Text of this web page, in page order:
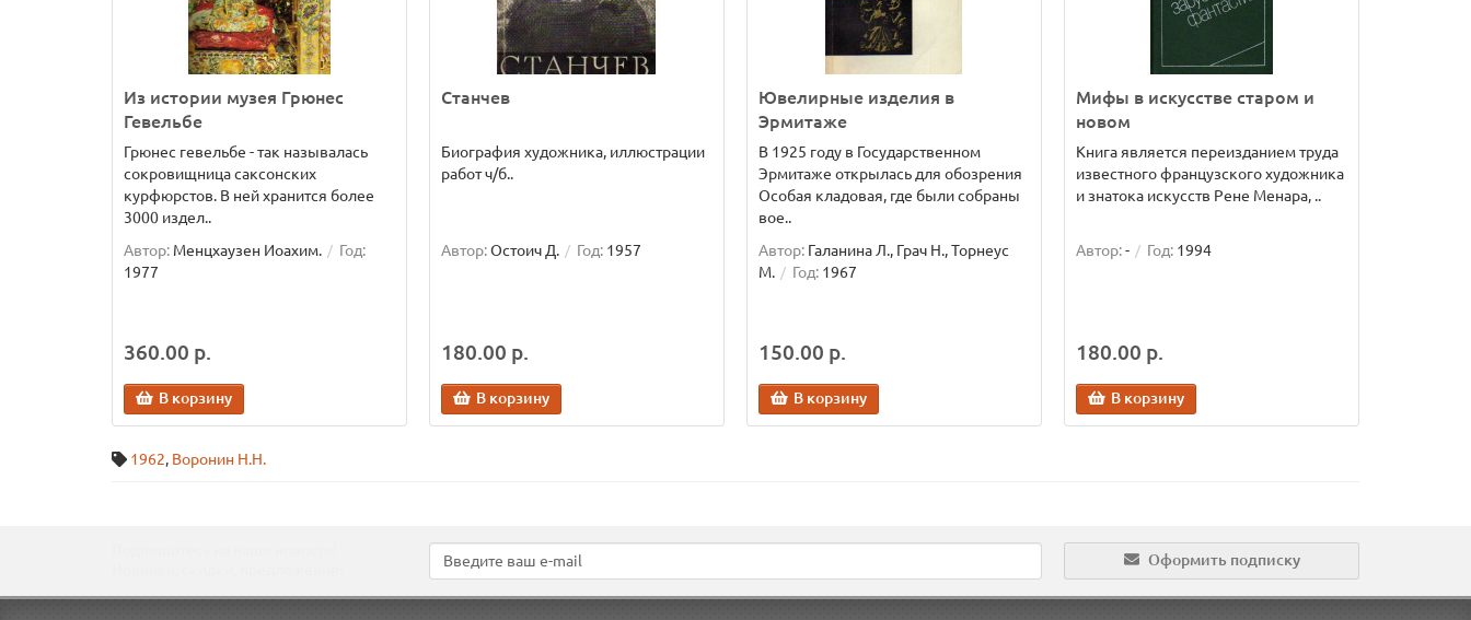
Из истории музея Грюнес
Гевельбе
Грюнес гевельбе - так называлась
сокровищница саксонских
курфюрстов. В ней хранится более
3000 издел..
Автор: Менцхаузен Иоахим.
Год:
1977
360.00 р.
В корзину
Станчев
Биография художника, иллюстрации
работ ч/б..
Автор:Остоич Д. Год: 1957
180.00 р.
В корзину
Ювелирные изделия в
Эрмитаже
В 1925 году в Государственном
Эрмитаже открылась для обозрения
Особая кладовая, где были собраны
вое..
Автор: Галанина Л., Грач Н., Торнеус
М.
Год: 1967
150.00 р.
В корзину
Мифы в искусстве старом и
новом
Книга является переизданием труда
известного французского художника
и знатока искусств Рене Менара, ..
Автор:- Год: 1994
180.00 р.
В корзину
1962, Воронин Н.Н.
Оформить подписку